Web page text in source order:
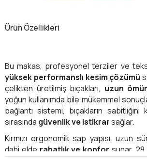
Ürün Özellikleri
Bu makas, profesyonel terziler ve
yüksek performanslı kesim çözümü
çelikten üretilmiş bıçakları, uzun
yoğun kullanımda bile mükemmel
bağlantı sistemi, bıçakların sabitliğini
sırasında güvenlik ve istikrarsağlar.
Kırmızı ergonomik sap yapısı, uzun
dahi elde rahatlık ve konfor sunar. 28